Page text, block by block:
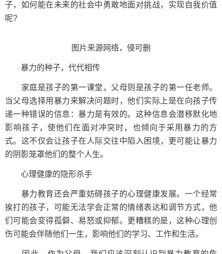
子，如何能在未来的社会中勇敢地面对挑战，实现自我价值
呢?
图片来源网络，侵可删
暴力的种子，代代相传
家庭是孩子的第一课堂，父母则是孩子的第一任老师。
当父母选择用暴力来解决问题时，他们实际上是在向孩子传
递一种错误的信息：暴力是有效的。这种信息会潜移默化地
影响孩子，使他们在面对冲突时，也倾向于采用暴力的方
式。这不仅会让孩子在人际交往中陷入困境，更可能让暴力
的阴影笼罩他们的整个人生。
心理健康的隐形杀手
暴力教育还会严重妨碍孩子的心理健康发展。一个经常
挨打的孩子，可能无法学会正常的情绪表达和调节方式，他
们可能会变得孤僻、易怒或抑郁。更糟糕的是，这种心理创
伤可能会伴随他们一生，影响他们的学习、工作和生活。